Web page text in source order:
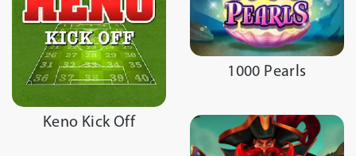
Keno Kick Off
1000 Pearls